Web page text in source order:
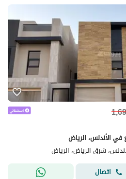
شرق الرياض، الرياض
اتصال